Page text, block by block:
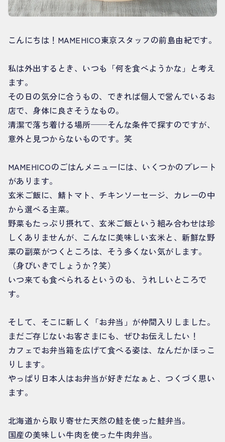
こんにちは！MAMEHICO東京スタッフの前島由紀です。
私は外出するとき、いつも「何を食べようかな」と考え
ます。
その日の気分に合うもの、できれば個人で営んでいるお
店で、身体に良さそうなもの。
清潔で落ち着ける場所──そんな条件で探すのですが、
意外と見つからないものです。笑
MAMEHICOのごはんメニューには、いくつかのプレート
があります。
玄米ご飯に、鯖トマト、チキンソーセージ、カレーの中
から選べる主菜。
野菜もたっぷり摂れて、玄米ご飯という組み合わせは珍
しくありませんが、こんなに美味しい玄米と、新鮮な野
菜の副菜がつくところは、そう多くない気がします。
（身びいきでしょうか？笑）
いつ来ても食べられるというのも、うれしいところで
す。
そして、そこに新しく「お弁当」が仲間入りしました。
まだご存じないお客さまにも、ぜひお伝えしたい！
カフェでお弁当箱を広げて食べる姿は、なんだかほっこ
りします。
やっぱり日本人はお弁当が好きだなぁと、つくづく思い
ます。
北海道から取り寄せた天然の鮭を使った鮭弁当。
国産の美味しい牛肉を使った牛肉弁当。